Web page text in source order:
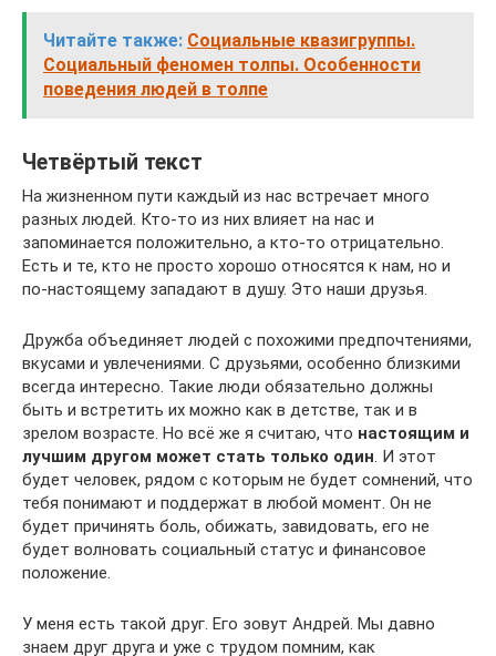
Читайте также: Социальные квазигруппы.
Социальный феномен толпы. Особенности
поведения людей в толпе
Четвёртый текст
На жизненном пути каждый из нас встречает много
разных людей. Кто-то из них влияет на нас и
запоминается положительно, а кто-то отрицательно.
Есть и те, кто не просто хорошо относятся к нам, но и
по-настоящему западают в душу. Это наши друзья.
Дружба объединяет людей с похожими предпочтениями,
вкусами и увлечениями. С друзьями, особенно близкими
всегда интересно. Такие люди обязательно должны
быть и встретить их можно как в детстве, так и в
зрелом возрасте. Но всё же я считаю, что настоящим и
лучшим другом может стать только один. И этот
будет человек, рядом с которым не будет сомнений, что
тебя понимают и поддержат в любой момент. Он не
будет причинять боль, обижать, завидовать, его не
будет волновать социальный статус и финансовое
положение.
У меня есть такой друг. Его зовут Андрей. Мы давно
знаем друг друга и уже с трудом помним, как